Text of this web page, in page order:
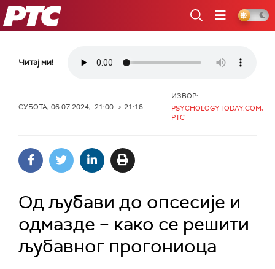
РТС
Читај ми!
СУБОТА, 06.07.2024, 21:00 -> 21:16
ИЗВОР:
PSYCHOLOGYTODAY.COM,
РТС
Од љубави до опсесије и
одмазде – како се решити
љубавног прогониоца